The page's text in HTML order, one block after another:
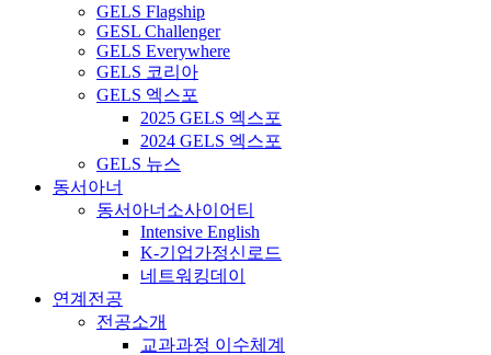
GELS Flagship
GESL Challenger
GELS Everywhere
GELS 코리아
GELS 엑스포
2025 GELS 엑스포
2024 GELS 엑스포
GELS 뉴스
동서아너
동서아너소사이어티
Intensive English
K-기업가정신로드
네트워킹데이
연계전공
전공소개
교과과정 이수체계